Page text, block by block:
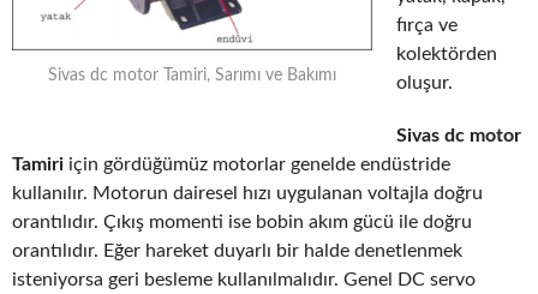
Sivas dc motor Tamiri, Sarımı ve Bakımı
fırça ve
kolektörden
oluşur.
Sivas dc motor
Tamiri için gördüğümüz motorlar genelde endüstride
kullanılır. Motorun dairesel hızı uygulanan voltajla doğru
orantılıdır. Çıkış momenti ise bobin akım gücü ile doğru
orantılıdır. Eğer hareket duyarlı bir halde denetlenmek
isteniyorsa geri besleme kullanılmalıdır. Genel DC servo